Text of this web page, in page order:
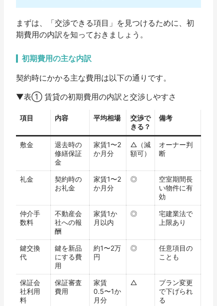
まずは、「交渉できる項目」を見つけるために、初
期費用の内訳を知っておきましょう。
初期費用の主な内訳
契約時にかかる主な費用は以下の通りです。
▼表① 賃貸の初期費用の内訳と交渉しやすさ
項目 内容 平均相場
交渉で
きる？
備考
敷金
退去時の
修繕保証
金
家賃1〜2
か月分
△（減
額可）
オーナー判
断
礼金
契約時の
お礼金
家賃1〜2
か月分
◎
空室期間長
い物件に有
効
仲介手
数料
不動産会
社への報
酬
家賃1か
月以内
◎
宅建業法で
上限あり
鍵交換
代
鍵を新品
にする費
用
約1〜2万
円
◎
任意項目の
ことも
保証会
社利用
料
保証審査
費用
家賃
0.5〜1か
月分
△
プラン変更
で下げられ
る